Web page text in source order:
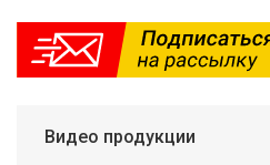
Видео продукции